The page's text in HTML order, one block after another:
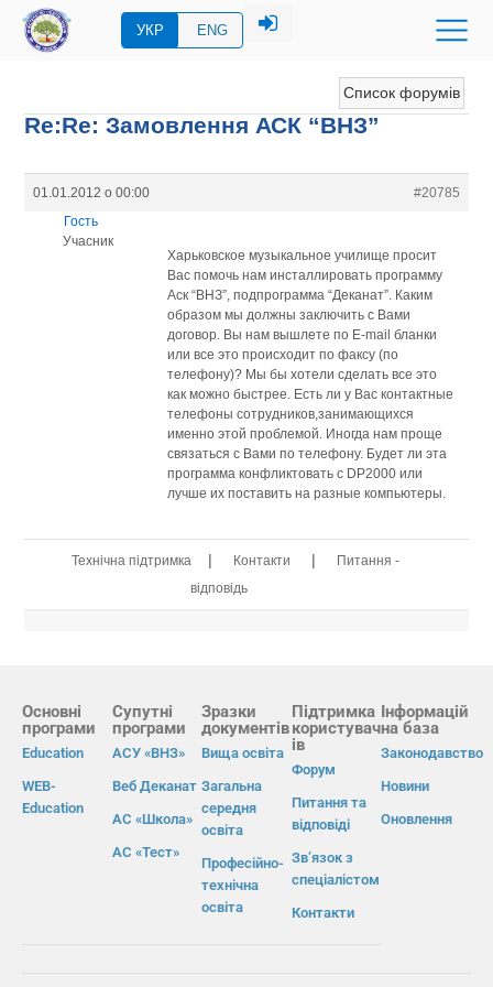
УКР ENG
Список форумів
Re:Re: Замовлення АСК “ВНЗ”
01.01.2012 о 00:00
#20785
Гость
Учасник
Харьковское музыкальное училище просит
Вас помочь нам инсталлировать программу
Аск “ВНЗ”, подпрограмма “Деканат”. Каким
образом мы должны заключить с Вами
договор. Вы нам вышлете по Е-mail бланки
или все это происходит по факсу (по
телефону)? Мы бы хотели сделать все это
как можно быстрее. Есть ли у Вас контактные
телефоны сотрудников,занимающихся
именно этой проблемой. Иногда нам проще
связаться с Вами по телефону. Будет ли эта
программа конфликтовать с DP2000 или
лучше их поставить на разные компьютеры.
Технічна підтримка | Контакти |
Питання -
відповідь
Основні
програми
Education
WEB-
Education
Супутні
програми
АСУ «ВНЗ»
Веб Деканат
АС «Школа»
АС «Тест»
Зразки
документів
Вища освіта
Загальна
середня
освіта
Професійно-
технічна
освіта
Підтримка
користувач
ів
Форум
Питання та
відповіді
Зв’язок з
спеціалістом
Контакти
Інформацій
на база
Законодавство
Новини
Оновлення